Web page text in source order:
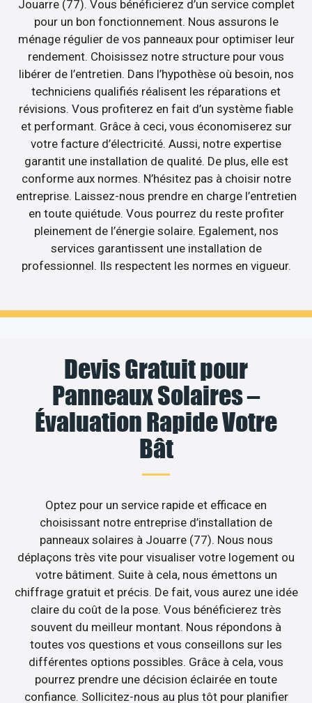
Jouarre (77). Vous bénéficierez d’un service complet
pour un bon fonctionnement. Nous assurons le
ménage régulier de vos panneaux pour optimiser leur
rendement. Choisissez notre structure pour vous
libérer de l’entretien. Dans l’hypothèse où besoin, nos
techniciens qualifiés réalisent les réparations et
révisions. Vous profiterez en fait d’un système fiable
et performant. Grâce à ceci, vous économiserez sur
votre facture d’électricité. Aussi, notre expertise
garantit une installation de qualité. De plus, elle est
conforme aux normes. N’hésitez pas à choisir notre
entreprise. Laissez-nous prendre en charge l’entretien
en toute quiétude. Vous pourrez du reste profiter
pleinement de l’énergie solaire. Egalement, nos
services garantissent une installation de
professionnel. Ils respectent les normes en vigueur.
Devis Gratuit pour
Panneaux Solaires –
Évaluation Rapide Votre
Bât
Optez pour un service rapide et efficace en
choisissant notre entreprise d’installation de
panneaux solaires à Jouarre (77). Nous nous
déplaçons très vite pour visualiser votre logement ou
votre bâtiment. Suite à cela, nous émettons un
chiffrage gratuit et précis. De fait, vous aurez une idée
claire du coût de la pose. Vous bénéficierez très
souvent du meilleur montant. Nous répondons à
toutes vos questions et vous conseillons sur les
différentes options possibles. Grâce à cela, vous
pourrez prendre une décision éclairée en toute
confiance. Sollicitez-nous au plus tôt pour planifier